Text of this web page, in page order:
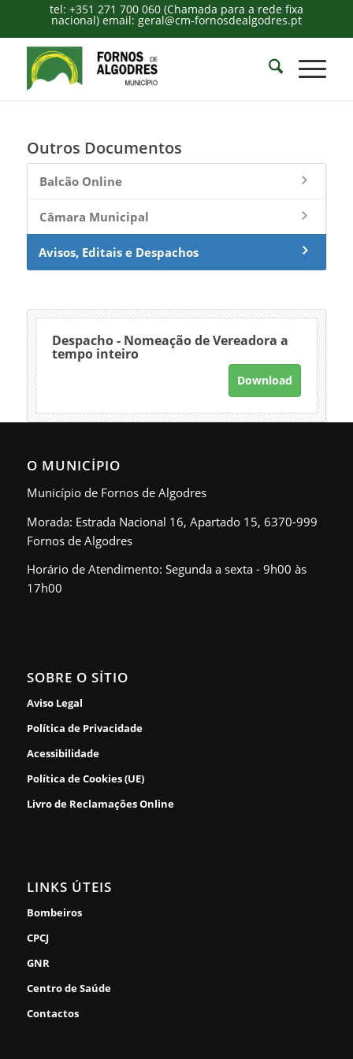
tel: +351 271 700 060 (Chamada para a rede fixa
nacional) email: geral@cm-fornosdealgodres.pt
Outros Documentos
Balcão Online
Câmara Municipal
Avisos, Editais e Despachos
Despacho - Nomeação de Vereadora a
tempo inteiro
Download
O MUNICÍPIO
Município de Fornos de Algodres
Morada: Estrada Nacional 16, Apartado 15, 6370-999
Fornos de Algodres
Horário de Atendimento: Segunda a sexta - 9h00 às
17h00
SOBRE O SÍTIO
Aviso Legal
Política de Privacidade
Acessibilidade
Política de Cookies (UE)
Livro de Reclamações Online
LINKS ÚTEIS
Bombeiros
CPCJ
GNR
Centro de Saúde
Contactos